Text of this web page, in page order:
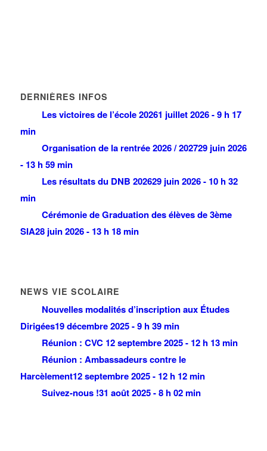
DERNIÈRES INFOS
Les victoires de l’école 20261 juillet 2026 - 9 h 17
min
Organisation de la rentrée 2026 / 202729 juin 2026
- 13 h 59 min
Les résultats du DNB 202629 juin 2026 - 10 h 32
min
Cérémonie de Graduation des élèves de 3ème
SIA28 juin 2026 - 13 h 18 min
NEWS VIE SCOLAIRE
Nouvelles modalités d’inscription aux Études
Dirigées19 décembre 2025 - 9 h 39 min
Réunion : CVC 12 septembre 2025 - 12 h 13 min
Réunion : Ambassadeurs contre le
Harcèlement12 septembre 2025 - 12 h 12 min
Suivez-nous !31 août 2025 - 8 h 02 min